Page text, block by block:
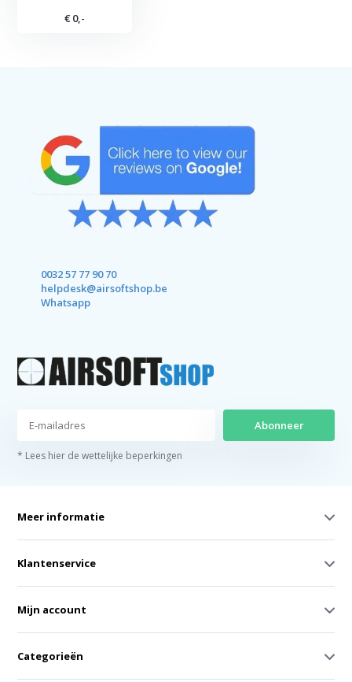
€ 0,-
0032 57 77 90 70
helpdesk@airsoftshop.be
Whatsapp
Abonneer
* Lees hier de wettelijke beperkingen
Meer informatie
Klantenservice
Mijn account
Categorieën